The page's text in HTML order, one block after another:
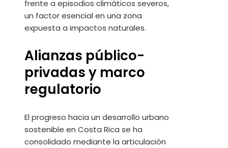
frente a episodios climáticos severos,
un factor esencial en una zona
expuesta a impactos naturales.
Alianzas público-
privadas y marco
regulatorio
El progreso hacia un desarrollo urbano
sostenible en Costa Rica se ha
consolidado mediante la articulación